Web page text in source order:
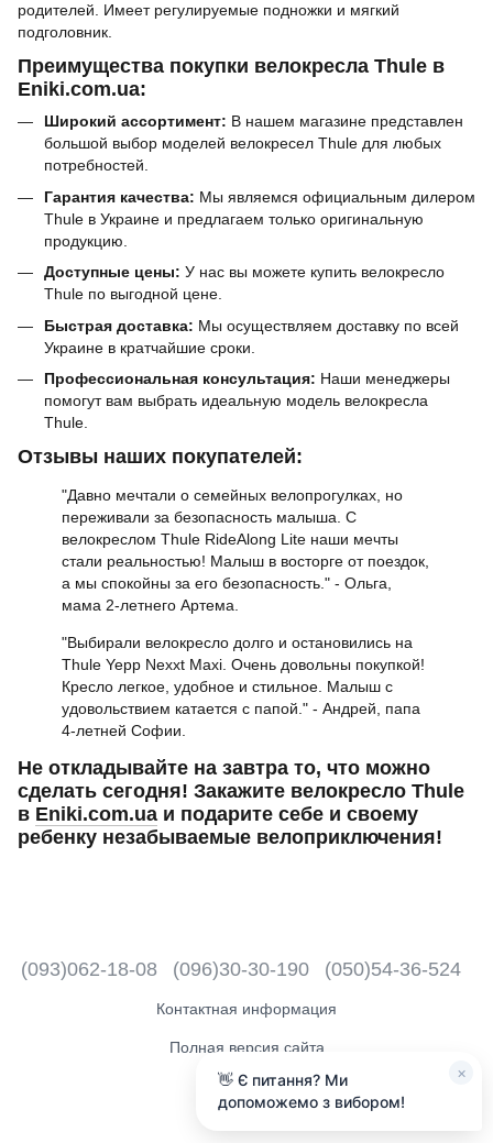
родителей. Имеет регулируемые подножки и мягкий
подголовник.
Преимущества покупки велокресла Thule в
Eniki.com.ua:
Широкий ассортимент: В нашем магазине представлен
большой выбор моделей велокресел Thule для любых
потребностей.
Гарантия качества: Мы являемся официальным дилером
Thule в Украине и предлагаем только оригинальную
продукцию.
Доступные цены: У нас вы можете купить велокресло
Thule по выгодной цене.
Быстрая доставка: Мы осуществляем доставку по всей
Украине в кратчайшие сроки.
Профессиональная консультация: Наши менеджеры
помогут вам выбрать идеальную модель велокресла
Thule.
Отзывы наших покупателей:
"Давно мечтали о семейных велопрогулках, но
переживали за безопасность малыша. С
велокреслом Thule RideAlong Lite наши мечты
стали реальностью! Малыш в восторге от поездок,
а мы спокойны за его безопасность." - Ольга,
мама 2-летнего Артема.
"Выбирали велокресло долго и остановились на
Thule Yepp Nexxt Maxi. Очень довольны покупкой!
Кресло легкое, удобное и стильное. Малыш с
удовольствием катается с папой." - Андрей, папа
4-летней Софии.
Не откладывайте на завтра то, что можно
сделать сегодня! Закажите велокресло Thule
в Eniki.com.ua и подарите себе и своему
ребенку незабываемые велоприключения!
(093)062-18-08 (096)30-30-190 (050)54-36-524
Контактная информация
Полная версия сайта
2018 - 2026
×
👋 Є питання? Ми
допоможемо з вибором!